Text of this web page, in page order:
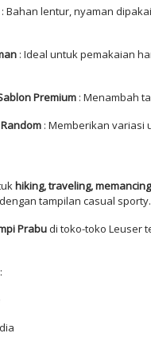
: Bahan lentur, nyaman
: Ideal untuk pemakaian
Premium : Menambah
: Memberikan variasi
hiking, traveling,
tampilan casual sporty.
Prabudi toko-toko Leuser
: